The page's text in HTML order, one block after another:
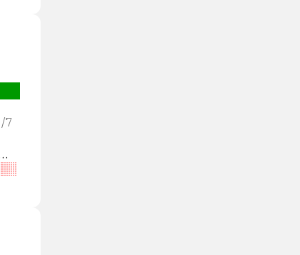
/7